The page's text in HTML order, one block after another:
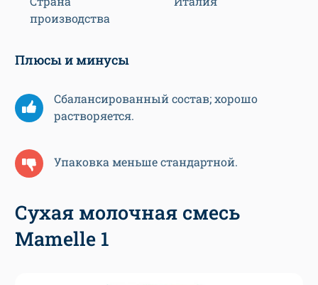
производства
Плюсы и минусы
Сбалансированный состав; хорошо
растворяется.
Упаковка меньше стандартной.
Сухая молочная смесь
Mamelle 1